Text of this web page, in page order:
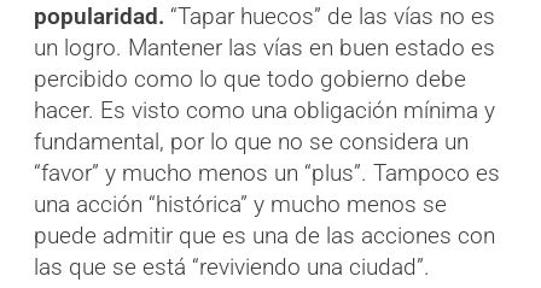
popularidad. “Tapar huecos” de las vías no es
un logro. Mantener las vías en buen estado es
percibido como lo que todo gobierno debe
hacer. Es visto como una obligación mínima y
fundamental, por lo que no se considera un
“favor” y mucho menos un “plus”. Tampoco es
una acción “histórica” y mucho menos se
puede admitir que es una de las acciones con
las que se está “reviviendo una ciudad”.